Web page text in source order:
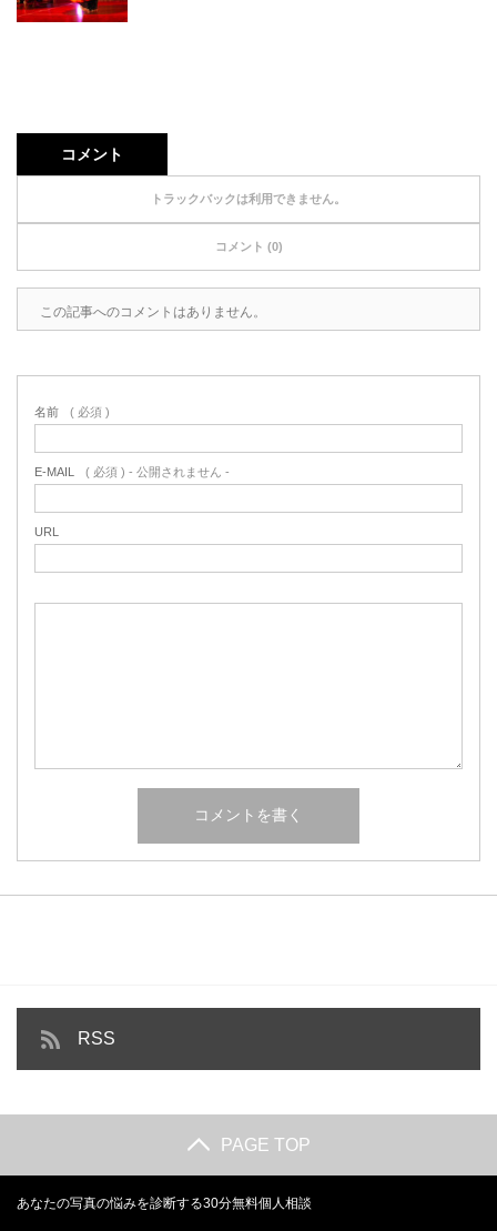
コメント
トラックバックは利用できません。
コメント (0)
この記事へのコメントはありません。
名前 ( 必須 )
E-MAIL ( 必須 ) - 公開されません -
URL
RSS
PAGE TOP
あなたの写真の悩みを診断する30分無料個人相談